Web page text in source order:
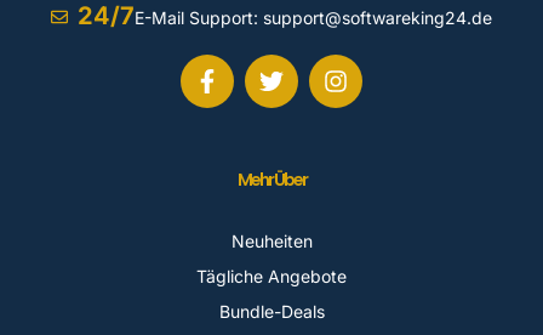
24/7E-Mail Support: support@softwareking24.de
Mehr Über
Neuheiten
Tägliche Angebote
Bundle-Deals